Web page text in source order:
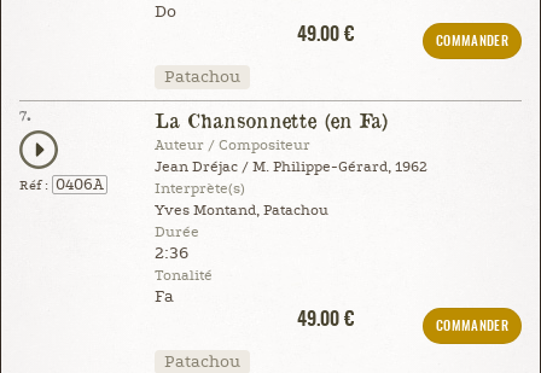
Do
49.00 €
COMMANDER
Patachou
7.
Réf : 0406A
La Chansonnette (en Fa)
Auteur / Compositeur
Jean Dréjac / M. Philippe-Gérard, 1962
Interprète(s)
Yves Montand, Patachou
Durée
2:36
Tonalité
Fa
49.00 €
COMMANDER
Patachou